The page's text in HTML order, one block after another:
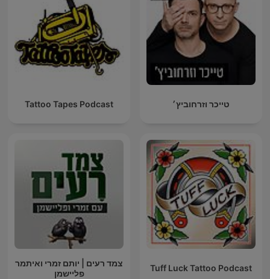
טייכר וזרחוביץ׳ Tattoo Tapes Podcast
Tuff Luck Tattoo Podcast
צמד רעים | יותם זמרי ואיתמר
פליישמן